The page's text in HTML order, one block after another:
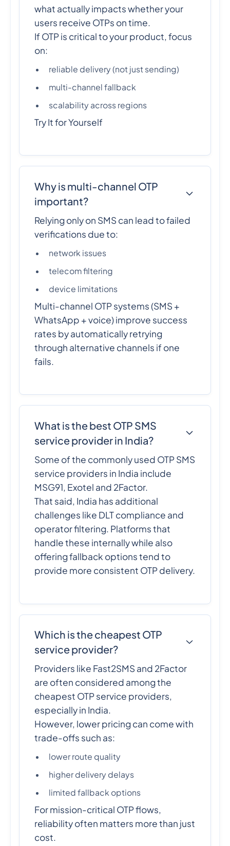
what actually impacts whether your
users receive OTPs on time.
If OTP is critical to your product, focus
on:
reliable delivery (not just sending)
multi-channel fallback
scalability across regions
Try It for Yourself
Why is multi-channel OTP
important?
Relying only on SMS can lead to failed
verifications due to:
network issues
telecom filtering
device limitations
Multi-channel OTP systems (SMS +
WhatsApp + voice) improve success
rates by automatically retrying
through alternative channels if one
fails.
What is the best OTP SMS
service provider in India?
Some of the commonly used OTP SMS
service providers in India include
MSG91, Exotel and 2Factor.
That said, India has additional
challenges like DLT compliance and
operator filtering. Platforms that
handle these internally while also
offering fallback options tend to
provide more consistent OTP delivery.
Which is the cheapest OTP
service provider?
Providers like Fast2SMS and 2Factor
are often considered among the
cheapest OTP service providers,
especially in India.
However, lower pricing can come with
trade-offs such as:
lower route quality
higher delivery delays
limited fallback options
For mission-critical OTP flows,
reliability often matters more than just
cost.